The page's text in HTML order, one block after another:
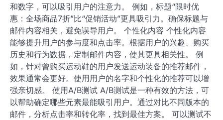
和数字，可以吸引用户的注意力。 例如，标题“限时优
惠：全场商品7折”比“促销活动”更具吸引力。确保标题与
邮件内容相关，避免误导用户。 个性化内容 个性化内容
能够提升用户的参与度和点击率。根据用户的兴趣、购买
历史和行为数据，定制邮件内容，使其更具相关性。 例
如，针对曾购买运动鞋的用户发送运动装备的推荐邮件，
效果通常会更好。使用用户的名字和个性化的推荐可以增
强亲切感。 使用A/B测试 A/B测试是一种有效的方法，可
以帮助确定哪些元素最能吸引用户。通过对比不同版本的
邮件，分析点击率和转化率，找到最佳方案。 可以测试不